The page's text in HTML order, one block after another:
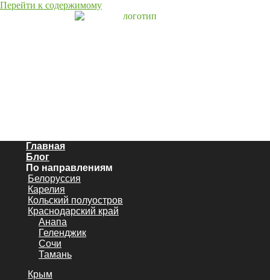
Перейти к содержимому
Главная
Блог
По направлениям
Белоруссия
Карелия
Кольский полуостров
Краснодарский край
Анапа
Геленджик
Сочи
Тамань
Крым